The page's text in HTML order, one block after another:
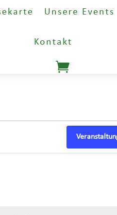
Unsere Events
Kontakt